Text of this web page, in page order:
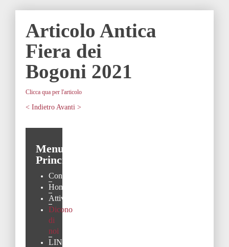
Articolo Antica
Fiera dei
Bogoni 2021
Clicca qua per l'articolo
< Indietro Avanti >
Menu
Principale
Contatti
Home
Attività
Dicono
di
noi
LINK